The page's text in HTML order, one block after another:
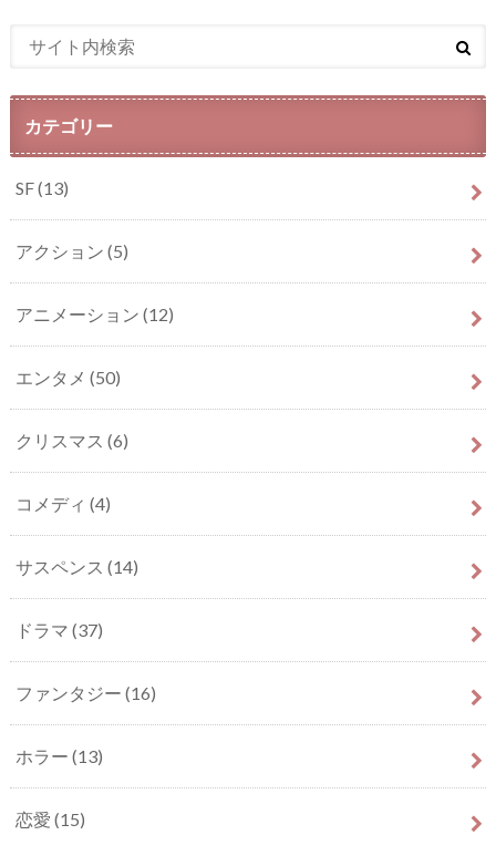
カテゴリー
SF(13)
アクション (5)
アニメーション (12)
エンタメ (50)
クリスマス (6)
コメディ (4)
サスペンス (14)
ドラマ (37)
ファンタジー (16)
ホラー (13)
恋愛 (15)